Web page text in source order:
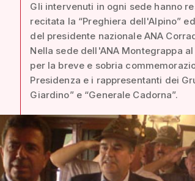
Gli intervenuti in ogni sede hanno
recitata la “Preghiera dell'Alpino”
del presidente nazionale ANA
Nella sede dell'ANA Montegrappa
per la breve e sobria
Presidenza e i rappresentanti dei
Giardino” e “Generale Cadorna”.